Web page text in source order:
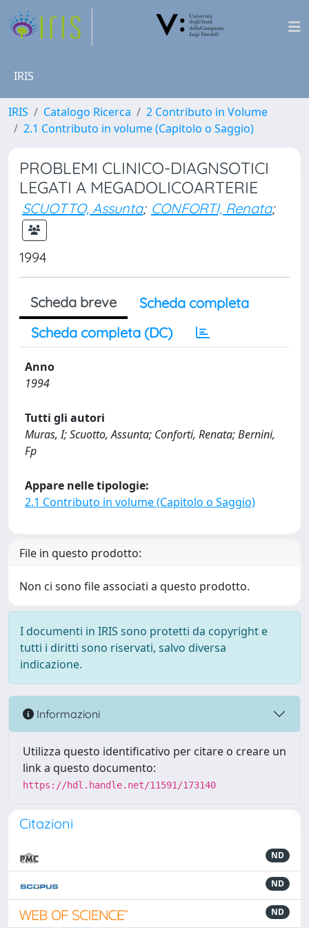
IRIS
IRIS Catalogo Ricerca
2 Contributo in Volume
2.1 Contributo in volume (Capitolo o Saggio)
PROBLEMI CLINICO-DIAGNSOTICI
LEGATI A MEGADOLICOARTERIE
SCUOTTO, Assunta; CONFORTI, Renata;
1994
Scheda breve
Scheda completa
Scheda completa (DC)
Anno
1994
Tutti gli autori
Muras, I; Scuotto, Assunta; Conforti, Renata; Bernini,
Fp
Appare nelle tipologie:
2.1 Contributo in volume (Capitolo o Saggio)
File in questo prodotto:
Non ci sono file associati a questo prodotto.
I documenti in IRIS sono protetti da copyright e
tutti i diritti sono riservati, salvo diversa
indicazione.
Informazioni
Utilizza questo identificativo per citare o creare un
link a questo documento:
https://hdl.handle.net/11591/173140
Citazioni
ND
ND
ND